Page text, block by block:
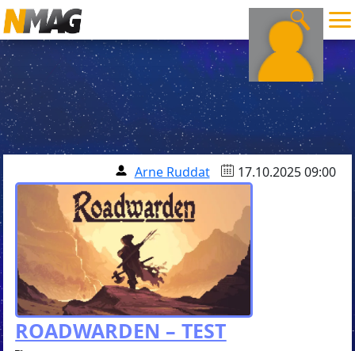
Arne Ruddat 17.10.2025 09:00
ROADWARDEN – TEST